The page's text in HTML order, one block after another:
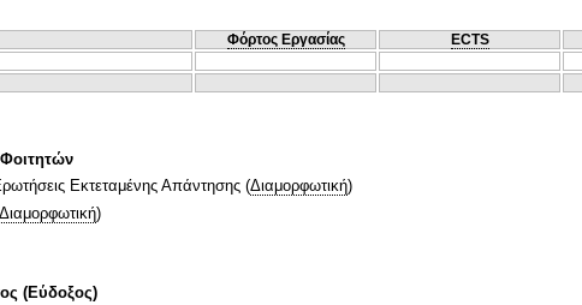
Φόρτος Εργασίας ECTS
Εκτεταμένης Απάντησης (Διαμορφωτική)
Διαμορφωτική)
(Εύδοξος)